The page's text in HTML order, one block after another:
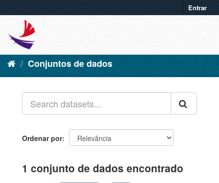
Entrar
Conjuntos de dados
Ordenar por
1 conjunto de dados encontrado